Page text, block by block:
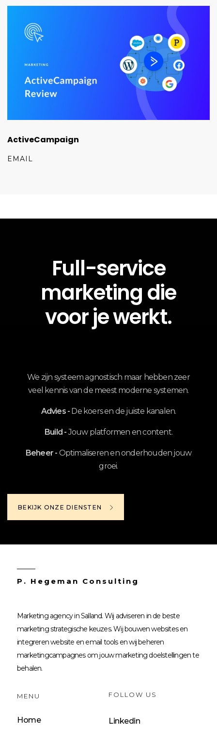
ActiveCampaign
EMAIL
Full-service
marketing die
voor je werkt.
We zijn systeem agnostisch maar hebben zeer
veel kennis van de meest moderne systemen.
Advies - De koers en de juiste kanalen.
Build -Jouw platformen en content.
Beheer - Optimaliseren en onderhouden jouw
groei.
BEKIJK ONZE DIENSTEN
P. Hegeman Consulting
Marketing agency in Salland. Wij adviseren in de beste
marketing strategische keuzes. Wij bouwen websites en
integreren website en email tools en wij beheren
marketingcampagnes om jouw marketing doelstellingen te
behalen.
MENU
Home
FOLLOW US
Linkedin